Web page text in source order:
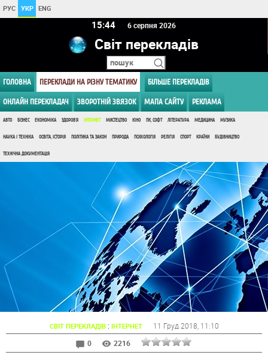
РУС УКР ENG
15:44 6 серпня 2026
Світ перекладів
ГОЛОВНА ПЕРЕКЛАДИ НА РІЗНУ ТЕМАТИКУ БІЛЬШЕ ПЕРЕКЛАДІВ
ОНЛАЙН ПЕРЕКЛАДАЧ ЗВОРОТНІЙ ЗВЯЗОК МАПА САЙТУ РЕКЛАМА
АВТО БІЗНЕС ЕКОНОМІКА ЗДОРОВ'Я ІНТЕРНЕТ МИСТЕЦТВО КІНО ПК, СОФТ ЛІТЕРАТУРА МЕДИЦИНА МУЗИКА
НАУКА І ТЕХНІКА ОСВІТА, ІСТОРІЯ ПОЛІТИКА ТА ЗАКОН ПРИРОДА ПСИХОЛОГІЯ РЕЛІГІЯ СПОРТ КРАЇНИ БУДІВНИЦТВО
ТЕХНІЧНА ДОКУМЕНТАЦІЯ
СВІТ ПЕРЕКЛАДІВ: ІНТЕРНЕТ 11 Груд 2018 , 11:10
0
2216